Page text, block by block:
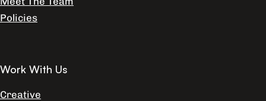
Policies
Work With Us
Creative